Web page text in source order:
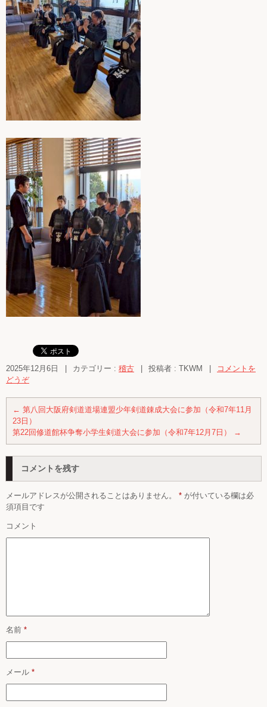
2025年12月6日 カテゴリー : 稽古 投稿者 : TKWM
コメントを
どうぞ
← 第八回大阪府剣道道場連盟少年剣道錬成大会に参加（令和7年11月
23日）
第22回修道館杯争奪小学生剣道大会に参加（令和7年12月7日）
→
コメントを残す
メールアドレスが公開されることはありません。 * が付いている欄は必
須項目です
コメント
名前 *
メール *